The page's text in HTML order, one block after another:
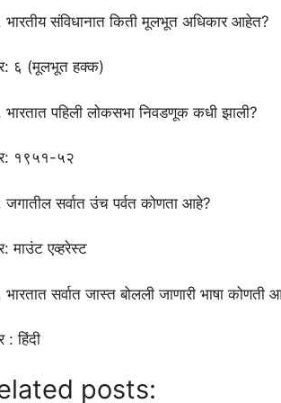
भारतीय संविधानात किती मूलभूत अधिकार आहेत?
६ (मूलभूत हक्क)
भारतात पहिली लोकसभा निवडणूक कधी झाली?
१९५१-५२
जगातील सर्वात उंच पर्वत कोणता आहे?
माउंट एव्हरेस्ट
सर्वात जास्त बोलली जाणारी भाषा कोणती
: हिंदी
posts: